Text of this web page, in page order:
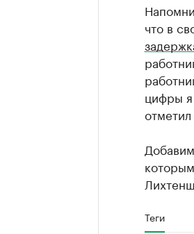
что в
цифры я
отметил
Теги